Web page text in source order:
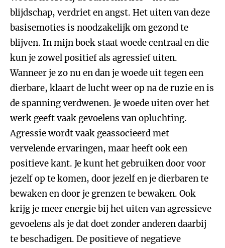
blijdschap, verdriet en angst. Het uiten van deze
basisemoties is noodzakelijk om gezond te
blijven. In mijn boek staat woede centraal en die
kun je zowel positief als agressief uiten.
Wanneer je zo nu en dan je woede uit tegen een
dierbare, klaart de lucht weer op na de ruzie en is
de spanning verdwenen. Je woede uiten over het
werk geeft vaak gevoelens van opluchting.
Agressie wordt vaak geassocieerd met
vervelende ervaringen, maar heeft ook een
positieve kant. Je kunt het gebruiken door voor
jezelf op te komen, door jezelf en je dierbaren te
bewaken en door je grenzen te bewaken. Ook
krijg je meer energie bij het uiten van agressieve
gevoelens als je dat doet zonder anderen daarbij
te beschadigen. De positieve of negatieve